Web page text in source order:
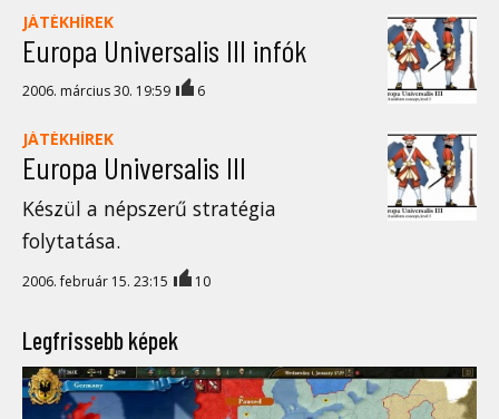
JÁTÉKHÍREK
Europa Universalis III infók
2006. március 30. 19:59 6
JÁTÉKHÍREK
Europa Universalis III
Készül a népszerű stratégia
folytatása.
2006. február 15. 23:15 10
Legfrissebb képek